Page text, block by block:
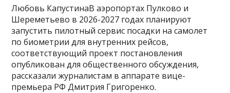
Любовь КапустинаВ аэропортах Пулково и
Шереметьево в 2026-2027 годах планируют
запустить пилотный сервис посадки на самолет
по биометрии для внутренних рейсов,
соответствующий проект постановления
опубликован для общественного обсуждения,
рассказали журналистам в аппарате вице-
премьера РФ Дмитрия Григоренко.